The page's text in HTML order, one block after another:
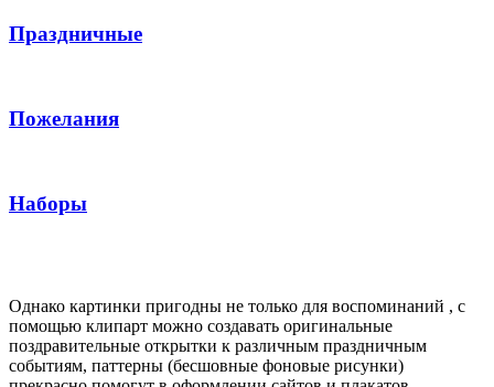
Праздничные
Пожелания
Наборы
Однако картинки пригодны не только для воспоминаний , с
помощью клипарт можно создавать оригинальные
поздравительные открытки к различным праздничным
событиям, паттерны (бесшовные фоновые рисунки)